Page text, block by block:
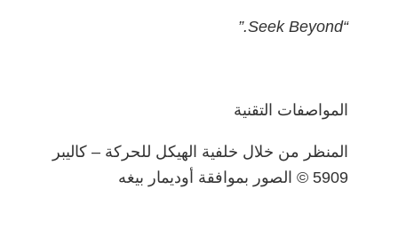
“Seek Beyond.”
المواصفات التقنية
المنظر من خلال خلفية الهيكل للحركة – كاليبر
5909 © الصور بموافقة أوديمار بيغه